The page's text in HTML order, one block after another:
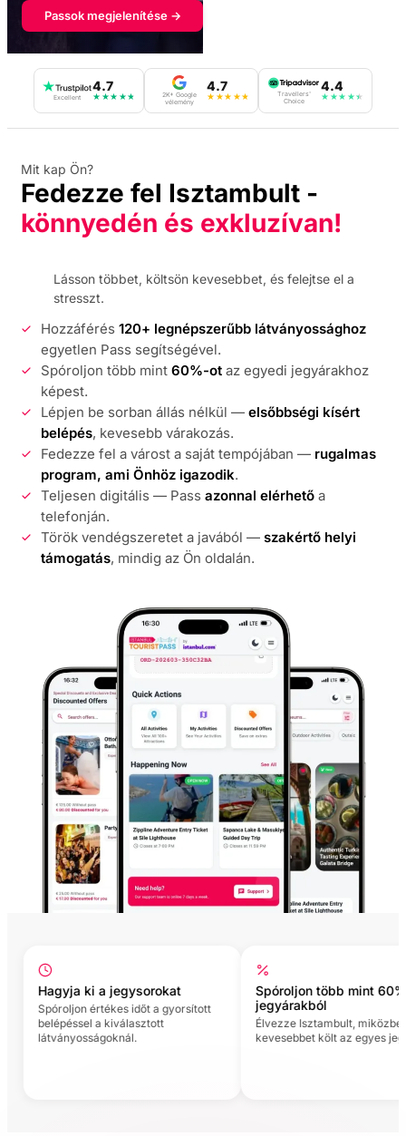
Passok megjelenítése →
Excellent
4.7
★ ★★ ★★
2K+ Google
vélemény
4.7
★ ★★ ★★
Travellers'
Choice
4.4
★ ★★ ★★
Mit kap Ön?
Fedezze fel Isztambult -
könnyedén és exkluzívan!
Lásson többet, költsön kevesebbet, és felejtse el a
stresszt.
Hozzáférés 120+ legnépszerűbb látványossághoz
egyetlen Pass segítségével.
Spóroljon több mint 60%-ot az egyedi jegyárakhoz
képest.
Lépjen be sorban állás nélkül — elsőbbségi kísért
belépés, kevesebb várakozás.
Fedezze fel a várost a saját tempójában — rugalmas
program, ami Önhöz igazodik.
Teljesen digitális — Pass azonnal elérhető a
telefonján.
Török vendégszeretet a javából — szakértő helyi
támogatás, mindig az Ön oldalán.
Hagyja ki a jegysorokat
Spóroljon értékes időt a gyorsított
belépéssel a kiválasztott
látványosságoknál.
Spóroljon több mint 60%-
jegyárakból
Élvezze Isztambult, miközben
kevesebbet költ az egyes